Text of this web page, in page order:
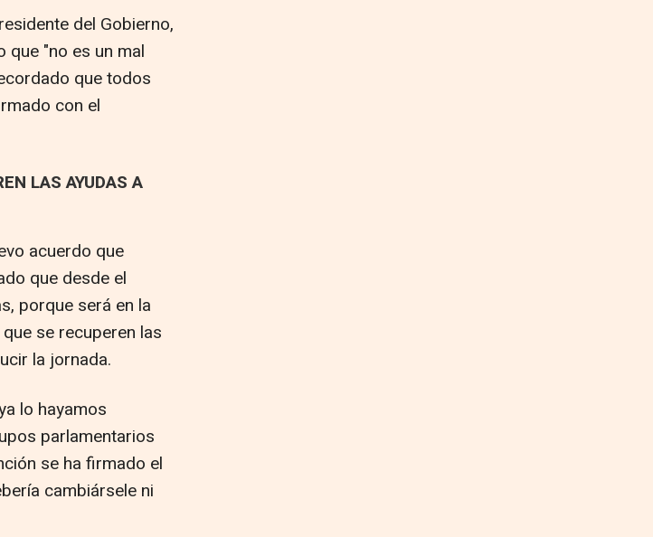
del Gobierno,
que "no es un mal
que todos
con el
LAS AYUDAS A
acuerdo que
que desde el
porque será en la
se recuperen las
la jornada.
lo hayamos
parlamentarios
se ha firmado el
cambiársele ni